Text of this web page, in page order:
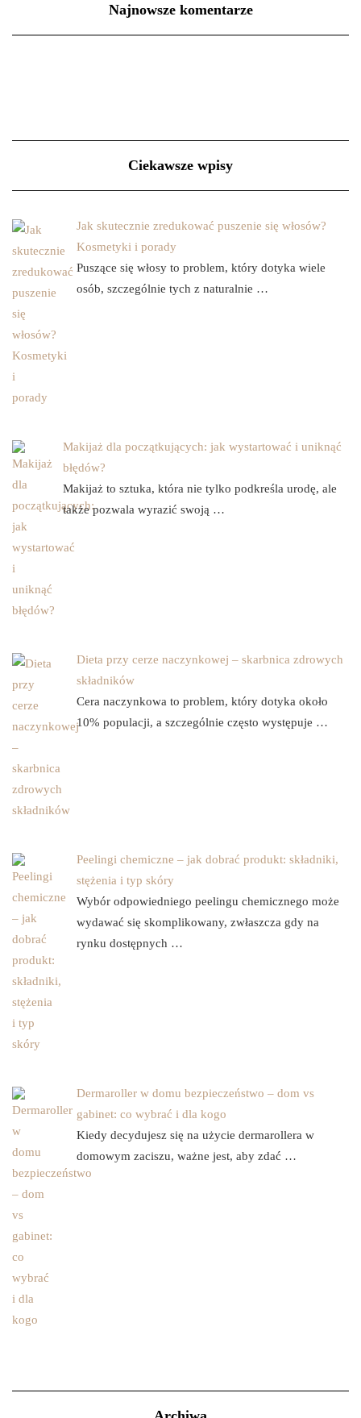
Najnowsze komentarze
Ciekawsze wpisy
Jak skutecznie zredukować puszenie się włosów?
Kosmetyki i porady
Puszące się włosy to problem, który dotyka wiele
osób, szczególnie tych z naturalnie …
Makijaż dla początkujących: jak wystartować i uniknąć
błędów?
Makijaż to sztuka, która nie tylko podkreśla urodę, ale
także pozwala wyrazić swoją …
Dieta przy cerze naczynkowej – skarbnica zdrowych
składników
Cera naczynkowa to problem, który dotyka około
10% populacji, a szczególnie często występuje …
Peelingi chemiczne – jak dobrać produkt: składniki,
stężenia i typ skóry
Wybór odpowiedniego peelingu chemicznego może
wydawać się skomplikowany, zwłaszcza gdy na
rynku dostępnych …
Dermaroller w domu bezpieczeństwo – dom vs
gabinet: co wybrać i dla kogo
Kiedy decydujesz się na użycie dermarollera w
domowym zaciszu, ważne jest, aby zdać …